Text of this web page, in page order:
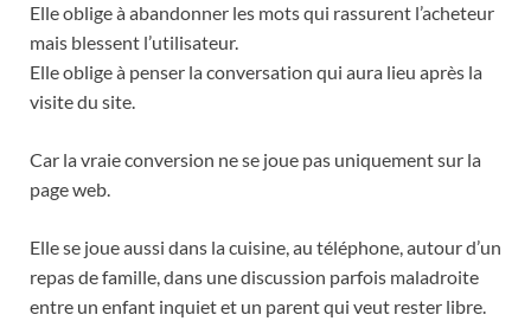
Elle oblige à abandonner les mots qui rassurent l’acheteur
mais blessent l’utilisateur.
Elle oblige à penser la conversation qui aura lieu après la
visite du site.
Car la vraie conversion ne se joue pas uniquement sur la
page web.
Elle se joue aussi dans la cuisine, au téléphone, autour d’un
repas de famille, dans une discussion parfois maladroite
entre un enfant inquiet et un parent qui veut rester libre.